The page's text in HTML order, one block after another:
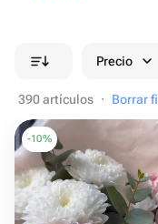
Precio
390 artículos · Borrar
-10%